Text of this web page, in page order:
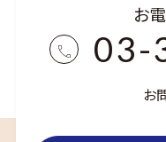
お
03-
お